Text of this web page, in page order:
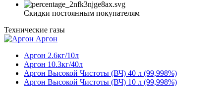
Скидки постоянным покупателям
Технические газы
Аргон
Аргон 2.6кг/10л
Аргон 10.3кг/40л
Аргон Высокой Чистоты (ВЧ) 40 л (99,998%)
Аргон Высокой Чистоты (ВЧ) 10 л (99,998%)